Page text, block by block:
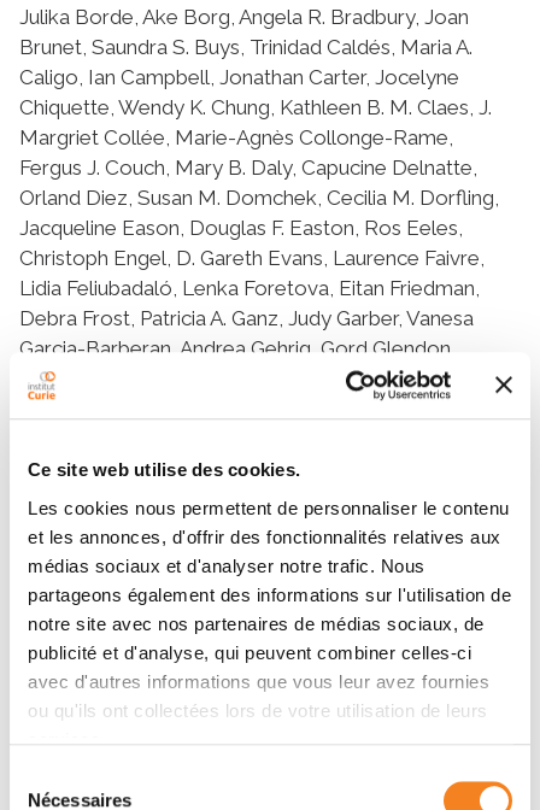
Ce site web utilise des cookies.
Les cookies nous permettent de personnaliser le contenu
et les annonces, d'offrir des fonctionnalités relatives aux
médias sociaux et d'analyser notre trafic. Nous
partageons également des informations sur l'utilisation de
notre site avec nos partenaires de médias sociaux, de
publicité et d'analyse, qui peuvent combiner celles-ci
avec d'autres informations que vous leur avez fournies
ou qu'ils ont collectées lors de votre utilisation de leurs
Nécessaires
Julika Borde, Ake Borg, Angela R. Bradbury, Joan
Brunet, Saundra S. Buys, Trinidad Caldés, Maria A.
Caligo, Ian Campbell, Jonathan Carter, Jocelyne
Chiquette, Wendy K. Chung, Kathleen B. M. Claes, J.
Margriet Collée, Marie-Agnès Collonge-Rame,
Fergus J. Couch, Mary B. Daly, Capucine Delnatte,
Orland Diez, Susan M. Domchek, Cecilia M. Dorfling,
Jacqueline Eason, Douglas F. Easton, Ros Eeles,
Christoph Engel, D. Gareth Evans, Laurence Faivre,
Lidia Feliubadaló, Lenka Foretova, Eitan Friedman,
Debra Frost, Patricia A. Ganz, Judy Garber, Vanesa
Garcia-Barberan, Andrea Gehrig, Gord Glendon,
Andrew K. Godwin, Encarna B. Gómez Garcia, Ute
Hamann, Jan Hauke, John L. Hopper, Peter J. Hulick,
Anna Jakubowska, Ramunas Janavicius, Esther M.
John, Beth Y. Karlan, Carolien M. Kets, Yael Laitman,
Conxi Lázaro, Dominique Leroux, Jenny Lester,
Fabienne Lesueur, Jennifer T. Loud, Jan Lubiński, Alicja
Łukomska, Lesley McGuffog, Noura Mebirouk, Hanne
E. J. Meijers-Heijboer, Alfons Meindl, Austin Miller,
Marco Montagna, Thea M. Mooij, Emmanuelle
Mouret-Fourme, Katherine L. Nathanson, Bita
Nehoray, Susan L. Neuhausen, Heli Nevanlinna, Finn C.
Peterlongo, Georg Pfeiler, Nisha Pradhan, Paolo